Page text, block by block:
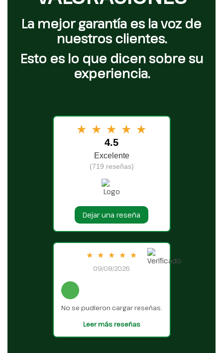
La mejor garantía es la voz de
nuestros clientes.
Esto es lo que dicen sobre su
experiencia.
★ ★ ★ ★ ★
4.5
Excelente
(719 reseñas)
Dejar una reseña
★ ★ ★ ★ ★
09/08/2026
No se pudieron cargar reseñas.
Leer más reseñas